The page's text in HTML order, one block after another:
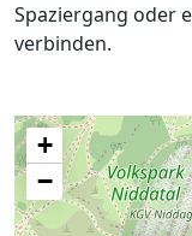
Spaziergang oder
verbinden.
+
−